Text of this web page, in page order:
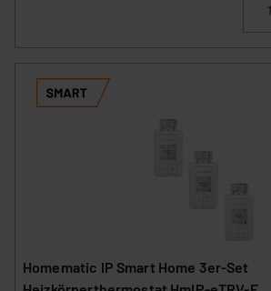
Homematic IP Smart Home 3er-Set